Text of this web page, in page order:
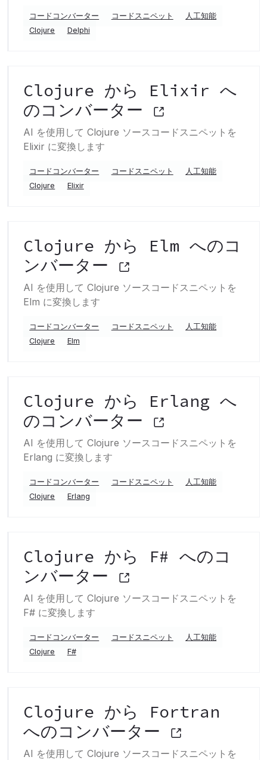
コードコンバーター コードスニペット
人工知能
Clojure
Delphi
Clojure から Elixir へ
のコンバーター
AI を使用して Clojure ソースコードスニペットを
Elixir に変換します
コードコンバーター コードスニペット
人工知能
Clojure
Elixir
Clojure から Elm へのコ
ンバーター
AI を使用して Clojure ソースコードスニペットを
Elm に変換します
コードコンバーター コードスニペット
人工知能
Clojure
Elm
Clojure から Erlang へ
のコンバーター
AI を使用して Clojure ソースコードスニペットを
Erlang に変換します
コードコンバーター コードスニペット
人工知能
Clojure
Erlang
Clojure から F# へのコ
ンバーター
AI を使用して Clojure ソースコードスニペットを
F# に変換します
コードコンバーター コードスニペット
人工知能
Clojure
F#
Clojure から Fortran
へのコンバーター
AI を使用して Clojure ソースコードスニペットを